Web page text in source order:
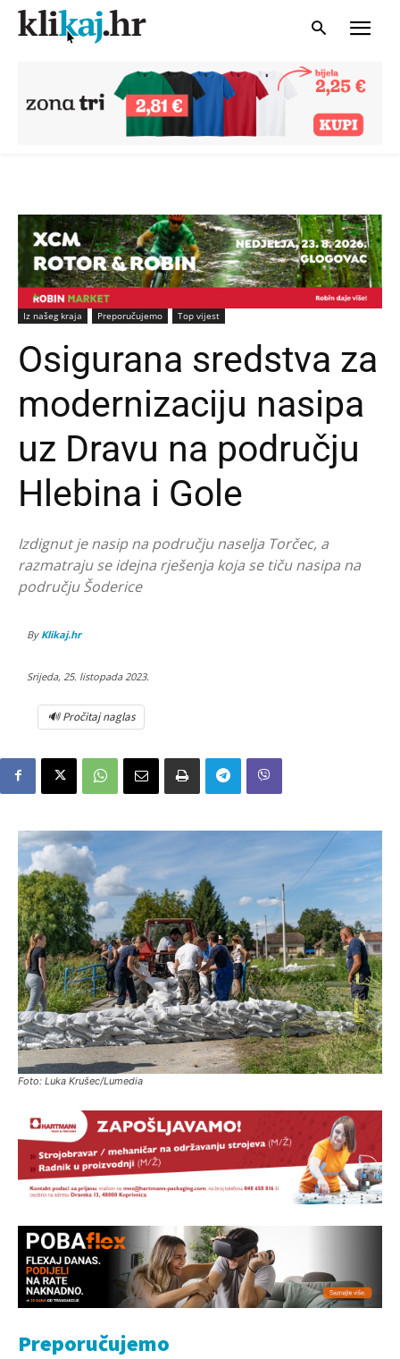
Iz našeg kraja Preporučujemo Top vijest
Osigurana sredstva za
modernizaciju nasipa
uz Dravu na području
Hlebina i Gole
Izdignut je nasip na području naselja Torčec, a
razmatraju se idejna rješenja koja se tiču nasipa na
području Šoderice
By Klikaj.hr
Srijeda, 25. listopada 2023.
🔊 Pročitaj naglas
Foto: Luka Krušec/Lumedia
Preporučujemo